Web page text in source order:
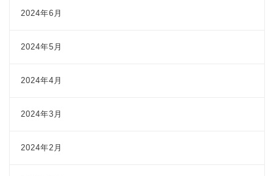
2024年6月
2024年5月
2024年4月
2024年3月
2024年2月